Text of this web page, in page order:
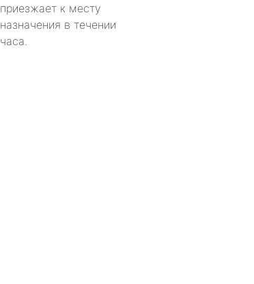
приезжает к месту
назначения в течении
часа.